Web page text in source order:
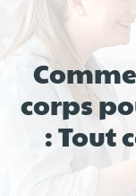
corps
: Tout